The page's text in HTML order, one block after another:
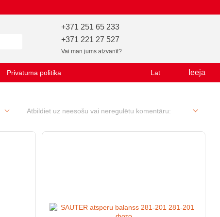
+371 251 65 233
+371 221 27 527
Vai man jums atzvanīt?
Privātuma politika
Lat Ieeja
Atbildiet uz neesošu vai neregulētu komentāru: